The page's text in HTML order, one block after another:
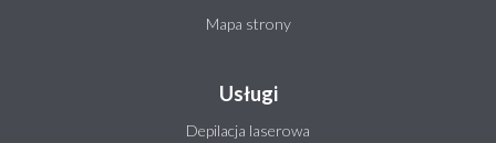
Mapa strony
Usługi
Depilacja laserowa